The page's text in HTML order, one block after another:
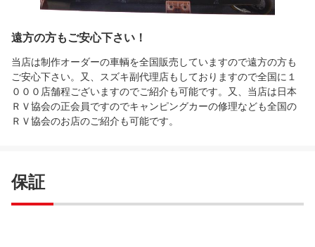
遠方の方もご安心下さい！
当店は制作オーダーの車輌を全国販売していますので遠方の方も
ご安心下さい。又、スズキ副代理店もしておりますので全国に１
０００店舗程ございますのでご紹介も可能です。又、当店は日本
ＲＶ協会の正会員ですのでキャンピングカーの修理なども全国の
ＲＶ協会のお店のご紹介も可能です。
保証